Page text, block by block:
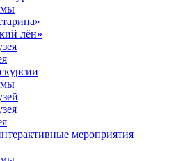
лён»
мероприятия